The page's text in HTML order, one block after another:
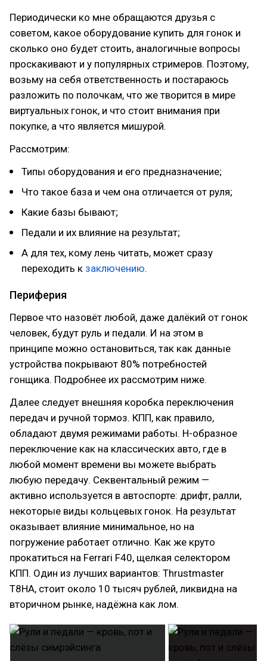
Периодически ко мне обращаются друзья с
советом, какое оборудование купить для гонок и
сколько оно будет стоить, аналогичные вопросы
проскакивают и у популярных стримеров. Поэтому,
возьму на себя ответственность и постараюсь
разложить по полочкам, что же творится в мире
виртуальных гонок, и что стоит внимания при
покупке, а что является мишурой.
Рассмотрим:
Типы оборудования и его предназначение;
Что такое база и чем она отличается от руля;
Какие базы бывают;
Педали и их влияние на результат;
А для тех, кому лень читать, может сразу
переходить к заключению.
Периферия
Первое что назовёт любой, даже далёкий от гонок
человек, будут руль и педали. И на этом в
принципе можно остановиться, так как данные
устройства покрывают 80% потребностей
гонщика. Подробнее их рассмотрим ниже.
Далее следует внешняя коробка переключения
передач и ручной тормоз. КПП, как правило,
обладают двумя режимами работы. Н-образное
переключение как на классических авто, где в
любой момент времени вы можете выбрать
любую передачу. Секвентальный режим —
активно используется в автоспорте: дрифт, ралли,
некоторые виды кольцевых гонок. На результат
оказывает влияние минимальное, но на
погружение работает отлично. Как же круто
прокатиться на Ferrari F40, щелкая селектором
КПП. Один из лучших вариантов: Thrustmaster
T8HA, стоит около 10 тысяч рублей, ликвидна на
вторичном рынке, надёжна как лом.